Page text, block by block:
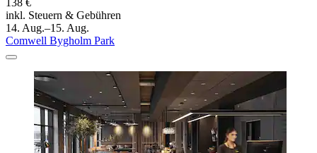
138 €
inkl. Steuern & Gebühren
14. Aug.–15. Aug.
Comwell Bygholm Park